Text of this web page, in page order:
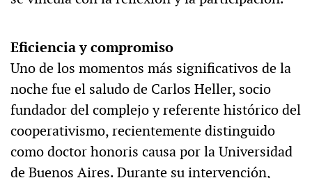
Eficiencia y compromiso
Uno de los momentos más significativos de la
noche fue el saludo de Carlos Heller, socio
fundador del complejo y referente histórico del
cooperativismo, recientemente distinguido
como doctor honoris causa por la Universidad
de Buenos Aires. Durante su intervención,